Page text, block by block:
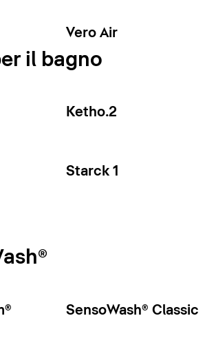
Vero Air
il bagno
Ketho.2
Starck 1
SensoWash® Classic